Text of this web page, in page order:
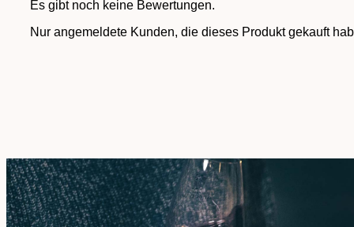
Es gibt noch keine Bewertungen.
Nur angemeldete Kunden, die dieses Produkt gekauft